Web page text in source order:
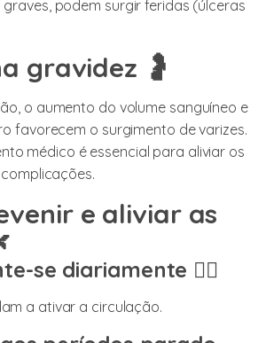
podem surgir feridas (úlceras
gravidez 🤰
o aumento do volume sanguíneo e
favorecem o surgimento de varizes.
médico é essencial para aliviar os
e aliviar as
se diariamente 🚶‍♀️
a ativar a circulação.